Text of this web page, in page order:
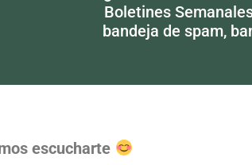
Boletines
bandeja de spam,
escucharte